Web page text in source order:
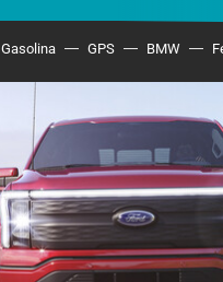
Gasolina GPS BMW